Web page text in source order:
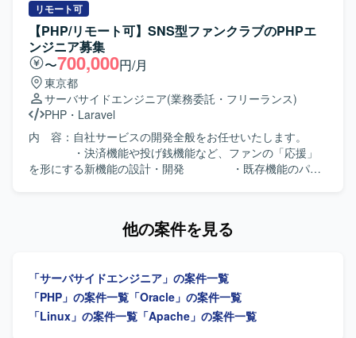
衝、要件定義、設計、開発、運用保守まで一貫して携わっ
ていただきます。PHP、CodeIgniter、AWS、MySQLおよび
AI駆動開発ツールを用いて決済機能の開発と改善を行って
いただきます。 【求める人物像】 決済機能開発に関する知
見を活かして主体的にリードいただける方を求めておりま
す。関係各所と円滑にコミュニケーションを取りながら、
要件整理から実装、運用まで責任を持って取り組んでいた
だける方が望ましいです。新しい開発手法やAIコーディン
グにも前向きに取り組んでいただける方を歓迎いたしま
して携わることで、BtoB向けWebサービスの決済領域に深
クト体制内で他メンバーと連携しながら、技術面と業務面
発)を用いたWebサービス開発環境となっております。
リモート可
【PHP/リモート可】SNS型ファンクラブのPHPエ
ンジニア募集
〜700,000円/月
東京都
サーバサイドエンジニア(業務委託・フリーランス)
PHP ・ Laravel
内 容：自社サービスの開発全般をお任せいたします。
・決済機能や投げ銭機能など、ファンの「応援」
を形にする新機能の設計・開発 ・既存機能のパフ
AWS (EC2, Aurora MySQL, Redis, Lambda) ツー
やGoの導入も検討中です。 AIツール：Claude
Code, Cursor, Codex, Gemini など スクラム開発
（JIRAを利用） チーム構成：7名（ディレクター2名、エン
ジニア4名、アシスタント2名）
他の案件を見る
「サーバサイドエンジニア」の案件一覧
「PHP」の案件一覧 「Oracle」の案件一覧
「Linux」の案件一覧 「Apache」の案件一覧